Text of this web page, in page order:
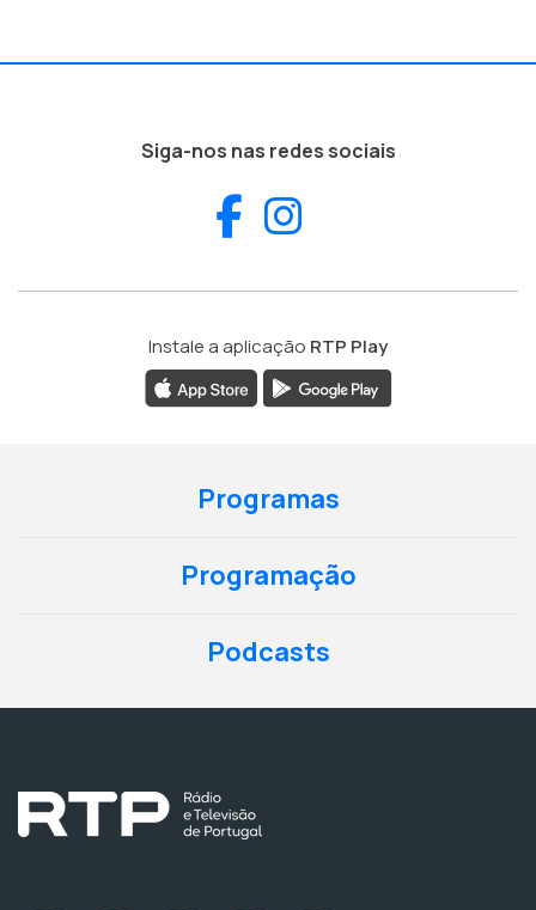
Siga-nos nas redes sociais
Facebook
Instale a aplicação RTP Play
Programas
Programação
Podcasts